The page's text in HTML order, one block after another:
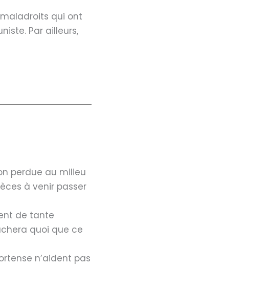
qui ont
Par ailleurs,
perdue au milieu
à venir passer
de tante
quoi que ce
n’aident pas